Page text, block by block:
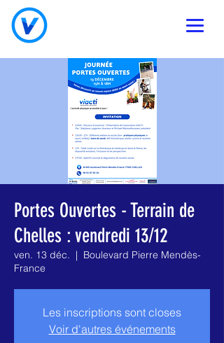
Portes Ouvertes - Terrain de
Chelles : vendredi 13/12
ven. 13 déc.
  |
Boulevard Pierre Mendès-
France
Les inscriptions sont closes
Voir d'autres événements